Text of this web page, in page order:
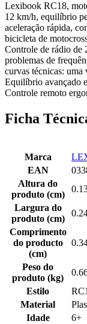
Lexibook RC18,
12 km/h, equilíbrio
aceleração rápida,
bicicleta de
Controle de rádio de
problemas de
curvas técnicas:
Equilíbrio avançado
Controle remoto
Ficha
Marca
EAN
Altura do
produto (cm)
Largura do
produto (cm)
Comprimento
do producto
(cm)
Peso do
produto (kg)
Estilo
Material
Idade
6+